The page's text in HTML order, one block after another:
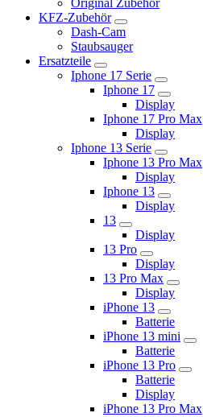
Original Zubehör
KFZ-Zubehör
Dash-Cam
Staubsauger
Ersatzteile
Iphone 17 Serie
Iphone 17
Display
Iphone 17 Pro Max
Display
Iphone 13 Serie
Iphone 13 Pro Max
Display
Iphone 13
Display
13
Display
13 Pro
Display
13 Pro Max
Display
iPhone 13
Batterie
iPhone 13 mini
Batterie
iPhone 13 Pro
Batterie
Display
iPhone 13 Pro Max